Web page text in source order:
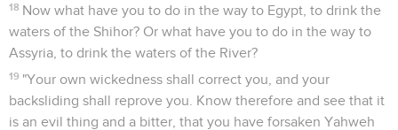
18 Now what have you to do in the way to Egypt, to drink the
waters of the Shihor? Or what have you to do in the way to
Assyria, to drink the waters of the River?
19 "Your own wickedness shall correct you, and your
backsliding shall reprove you. Know therefore and see that it
is an evil thing and a bitter, that you have forsaken Yahweh